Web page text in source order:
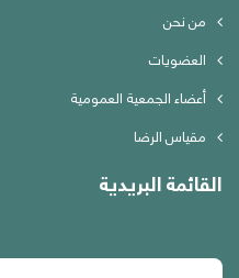
من نحن
العضويات
أعضاء الجمعية العمومية
مقياس الرضا
القائمة البريدية